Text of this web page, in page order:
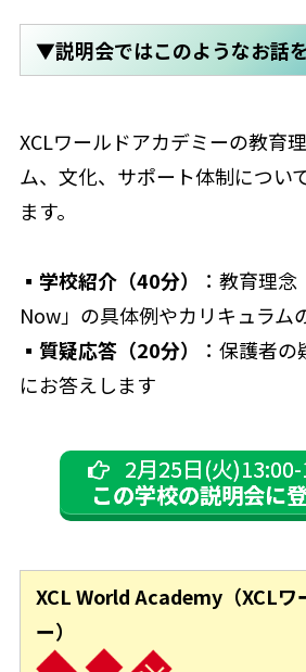
▼説明会ではこのようなお話
XCLワールドアカデミーの教育
ム、文化、サポート体制につい
ます。
▪学校紹介（40分）
：教育理
Now」の具体例やカリキュラム
▪質疑応答（20分）
：保護者
にお答えします
2月25日(火)13:00-
この学校の説明会に
XCL World Academy（XCLワ
ー）